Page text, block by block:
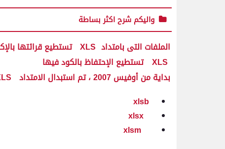
واليكم شرح اكثر بساطة
الملفات التى بامتداد XLS تستطيع قرائتها
XLS تستطيع الإحتفاظ بالكود فيها
بداية من أوفيس 2007 ، تم استبدال الامتداد
xlsb
xlsx
xlsm